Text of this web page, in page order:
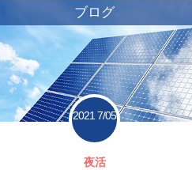
ブログ
2021 7/05
夜活